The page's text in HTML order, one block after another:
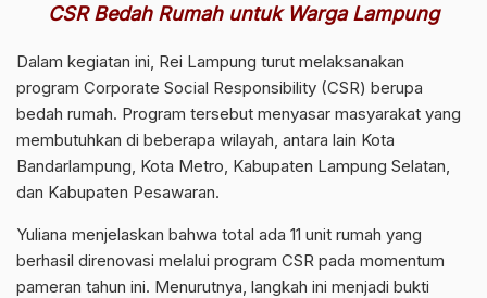
CSR Bedah Rumah untuk Warga Lampung
Dalam kegiatan ini, Rei Lampung turut melaksanakan
program Corporate Social Responsibility (CSR) berupa
bedah rumah. Program tersebut menyasar masyarakat yang
membutuhkan di beberapa wilayah, antara lain Kota
Bandarlampung, Kota Metro, Kabupaten Lampung Selatan,
dan Kabupaten Pesawaran.
Yuliana menjelaskan bahwa total ada 11 unit rumah yang
berhasil direnovasi melalui program CSR pada momentum
pameran tahun ini. Menurutnya, langkah ini menjadi bukti